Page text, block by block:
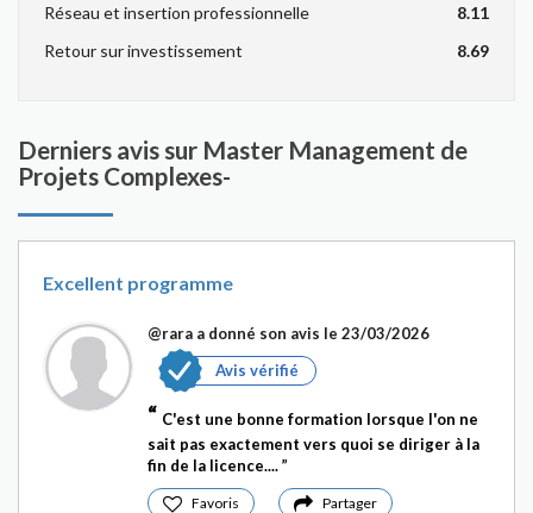
Réseau et insertion professionnelle
8.11
Retour sur investissement
8.69
Derniers avis sur Master Management de
Projets Complexes-
Excellent programme
@rara a donné son avis le 23/03/2026
Avis vérifié
C'est une bonne formation lorsque l'on ne
sait pas exactement vers quoi se diriger à la
fin de la licence....
Favoris Partager